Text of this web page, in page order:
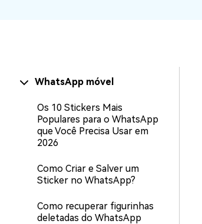
WhatsApp móvel
Os 10 Stickers Mais
Populares para o WhatsApp
que Você Precisa Usar em
2026
Como Criar e Salver um
Sticker no WhatsApp?
Como recuperar figurinhas
deletadas do WhatsApp